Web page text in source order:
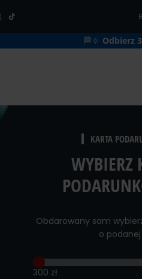
🏁🔆 Odbierz
KARTA
WYBIERZ
Obdarowany sam
o
300 zł